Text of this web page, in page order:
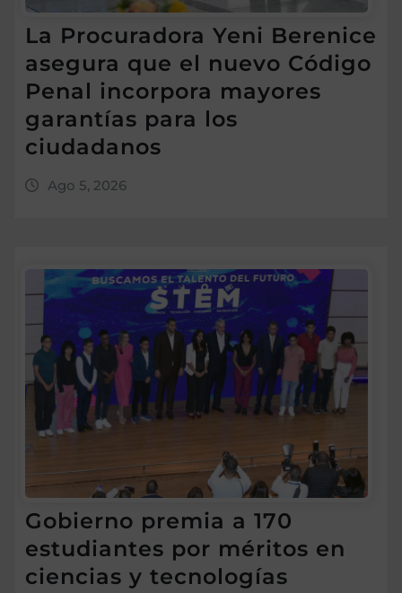
La Procuradora Yeni Berenice
asegura que el nuevo Código
Penal incorpora mayores
garantías para los
ciudadanos
Ago 5, 2026
Gobierno premia a 170
estudiantes por méritos en
ciencias y tecnologías